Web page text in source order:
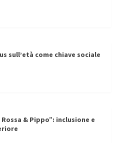
sull’età come chiave sociale
& Pippo”: inclusione e